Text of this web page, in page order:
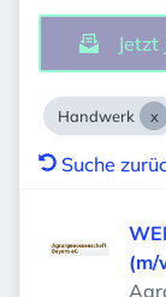
Handwerk
Suche
(m/